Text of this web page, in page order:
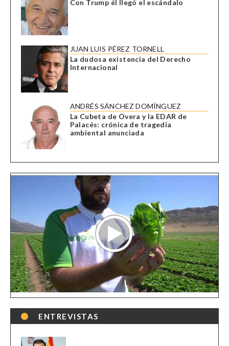
Con Trump él llegó el escándalo
JUAN LUIS PÉREZ TORNELL
La dudosa existencia del Derecho
Internacional
ANDRÉS SÁNCHEZ DOMÍNGUEZ
La Cubeta de Overa y la EDAR de
Palacés: crónica de tragedia
ambiental anunciada
ENTREVISTAS